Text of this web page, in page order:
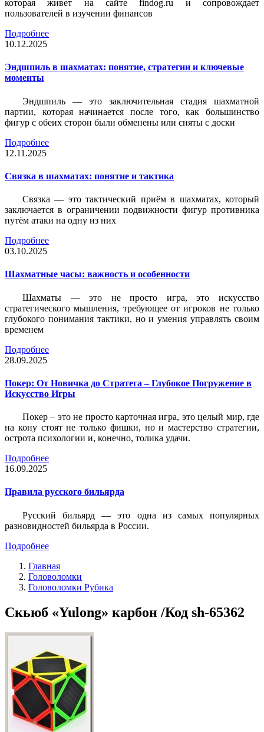
которая живет на сайте findog.ru и сопровождает
пользователей в изучении финансов
Подробнее
10.12.2025
Эндшпиль в шахматах: понятие, стратегии и ключевые
моменты
Эндшпиль — это заключительная стадия шахматной
партии, которая начинается после того, как большинство
фигур с обеих сторон были обменены или сняты с доски
Подробнее
12.11.2025
Связка в шахматах: понятие и тактика
Связка — это тактический приём в шахматах, который
заключается в ограничении подвижности фигур противника
путём атаки на одну из них
Подробнее
03.10.2025
Шахматные часы: важность и особенности
Шахматы — это не просто игра, это искусство
стратегического мышления, требующее от игроков не только
глубокого понимания тактики, но и умения управлять своим
временем
Подробнее
28.09.2025
Покер: От Новичка до Стратега – Глубокое Погружение в
Искусство Игры
Покер – это не просто карточная игра, это целый мир, где
на кону стоят не только фишки, но и мастерство стратегии,
острота психологии и, конечно, толика удачи.
Подробнее
16.09.2025
Правила русского бильярда
Русский бильярд — это одна из самых популярных
разновидностей бильярда в России.
Подробнее
Главная
Головоломки
Головоломки Рубика
Скьюб «Yulong» карбон /Код sh-65362